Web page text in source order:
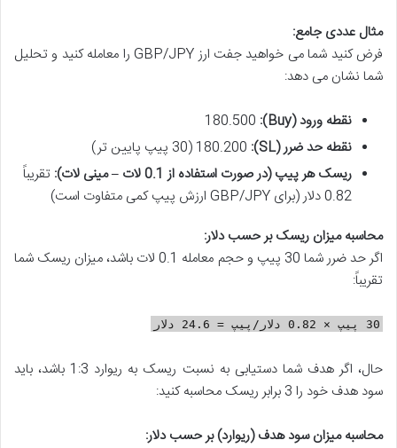
مثال عددی جامع:
فرض کنید شما می خواهید جفت ارز GBP/JPY را معامله کنید و تحلیل
شما نشان می دهد:
نقطه ورود (Buy):
نقطه حد ضرر (SL):
ریسک هر پیپ (در صورت استفاده از 0.1 لات – مینی لات):
تقریباً
0.82 دلار (برای GBP/JPY ارزش پیپ کمی متفاوت است)
محاسبه میزان ریسک بر حسب دلار:
اگر حد ضرر شما 30 پیپ و حجم معامله 0.1 لات باشد، میزان ریسک شما
تقریباً:
30 پیپ × 0.82 دلار/پیپ = 24.6 دلار
حال، اگر هدف شما دستیابی به نسبت ریسک به ریوارد 1:3 باشد، باید
سود هدف خود را 3 برابر ریسک محاسبه کنید:
محاسبه میزان سود هدف (ریوارد) بر حسب دلار: